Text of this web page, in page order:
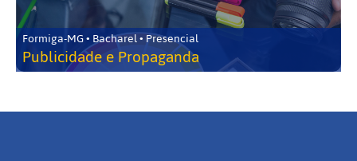
Formiga-MG • Bacharel • Presencial
Publicidade e Propaganda